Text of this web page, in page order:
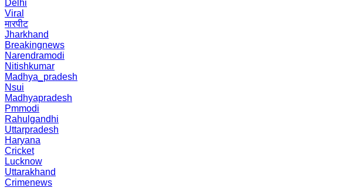
Delhi
Viral
मारपीट
Jharkhand
Breakingnews
Narendramodi
Nitishkumar
Madhya_pradesh
Nsui
Madhyapradesh
Pmmodi
Rahulgandhi
Uttarpradesh
Haryana
Cricket
Lucknow
Uttarakhand
Crimenews